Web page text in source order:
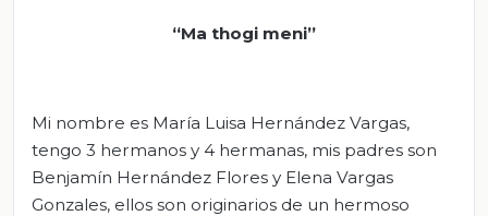
“Ma thogi meni”
Mi nombre es María Luisa Hernández Vargas,
tengo 3 hermanos y 4 hermanas, mis padres son
Benjamín Hernández Flores y Elena Vargas
Gonzales, ellos son originarios de un hermoso